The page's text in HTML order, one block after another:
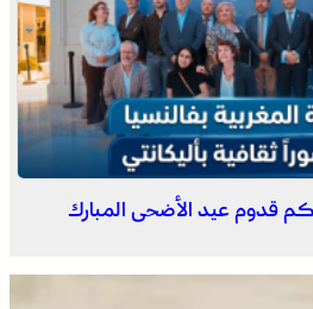
.. جاهزية عملياتية وتدخلات جوية
قدوم عيد الأضحى المبارك